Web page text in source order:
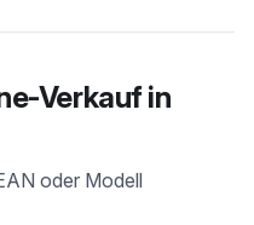
Verkauf in
oder Modell